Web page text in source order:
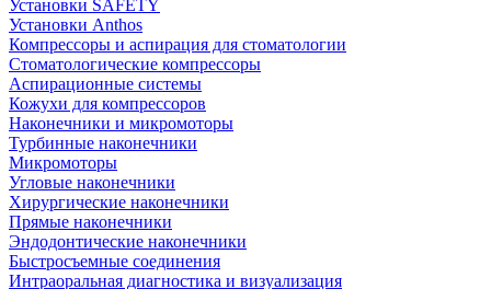
Установки SAFETY
Установки Anthos
Компрессоры и аспирация для стоматологии
Стоматологические компрессоры
Аспирационные системы
Кожухи для компрессоров
Наконечники и микромоторы
Турбинные наконечники
Микромоторы
Угловые наконечники
Хирургические наконечники
Прямые наконечники
Эндодонтические наконечники
Быстросъемные соединения
Интраоральная диагностика и визуализация